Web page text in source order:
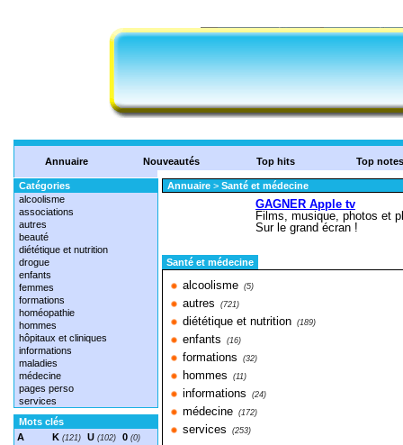
Annuaire Nouveautés Top hits Top notes
Catégories
alcoolisme
associations
autres
beauté
diététique et nutrition
drogue
enfants
femmes
formations
homéopathie
hommes
hôpitaux et cliniques
informations
maladies
médecine
pages perso
services
Mots clés
A
K (121) U (102) 0 (0)
Annuaire > Santé et médecine
Santé et médecine
alcoolisme (5)
autres (721)
diététique et nutrition (189)
enfants (16)
formations (32)
hommes (11)
informations (24)
médecine (172)
services (253)